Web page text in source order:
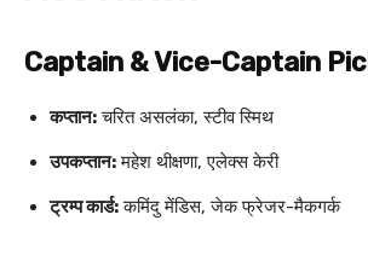
Captain & Vice-Captain
कप्तान:चरित असलंका, स्टीव स्मिथ
उपकप्तान:महेश थीक्षणा, एलेक्स केरी
ट्रम्प कार्ड:कमिंदु मेंडिस, जेक फ्रेजर-मैकगर्क